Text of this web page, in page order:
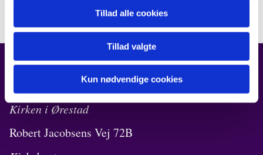
Tillad alle cookies
Tillad valgte
Kun nødvendige cookies
Kirken i Ørestad
Robert Jacobsens Vej 72B